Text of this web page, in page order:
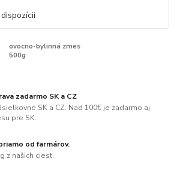
ovocno-bylinná zmes
500g
zadarmo SK a CZ
SK a CZ. Nad 100€ je zadarmo aj
pre SK.
od farmárov.
z našich ciest.